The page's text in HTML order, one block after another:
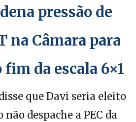
pressão de
na Câmara para
fim da escala 6×1
que Davi seria eleito
não despache a PEC da